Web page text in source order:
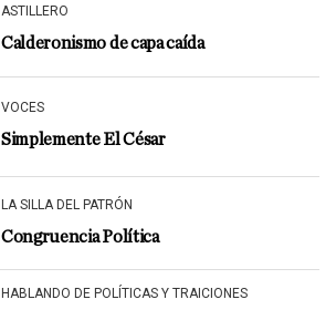
ASTILLERO
Calderonismo de capa caída
VOCES
Simplemente El César
LA SILLA DEL PATRÓN
Congruencia Política
HABLANDO DE POLÍTICAS Y TRAICIONES